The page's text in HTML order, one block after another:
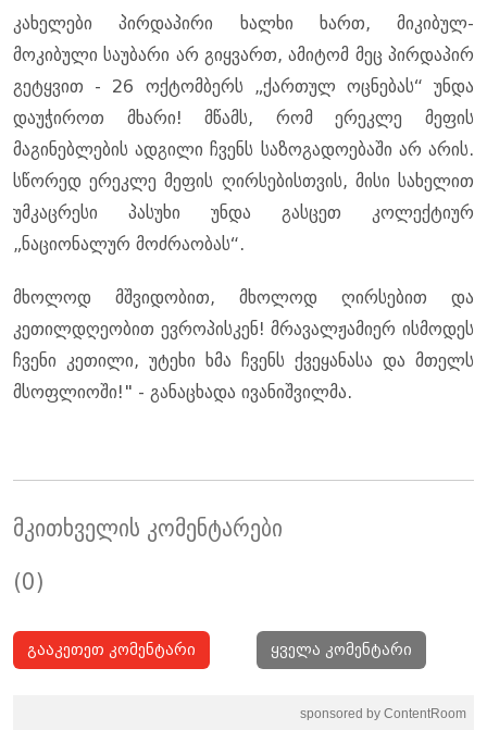
კახელები პირდაპირი ხალხი ხართ, მიკიბულ-
მოკიბული საუბარი არ გიყვართ, ამიტომ მეც პირდაპირ
გეტყვით - 26 ოქტომბერს „ქართულ ოცნებას“ უნდა
დაუჭიროთ მხარი! მწამს, რომ ერეკლე მეფის
მაგინებლების ადგილი ჩვენს საზოგადოებაში არ არის.
სწორედ ერეკლე მეფის ღირსებისთვის, მისი სახელით
უმკაცრესი პასუხი უნდა გასცეთ კოლექტიურ
„ნაციონალურ მოძრაობას“.
მხოლოდ მშვიდობით, მხოლოდ ღირსებით და
კეთილდღეობით ევროპისკენ! მრავალჟამიერ ისმოდეს
ჩვენი კეთილი, უტეხი ხმა ჩვენს ქვეყანასა და მთელს
მსოფლიოში!" - განაცხადა ივანიშვილმა.
მკითხველის კომენტარები
(0)
გააკეთეთ კომენტარი ყველა კომენტარი
sponsored by ContentRoom